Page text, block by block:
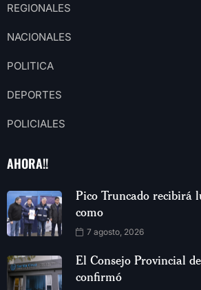
REGIONALES
NACIONALES
POLITICA
DEPORTES
POLICIALES
AHORA!!
Pico Truncado recibirá
como
7 agosto, 2026
El Consejo Provincial
confirmó